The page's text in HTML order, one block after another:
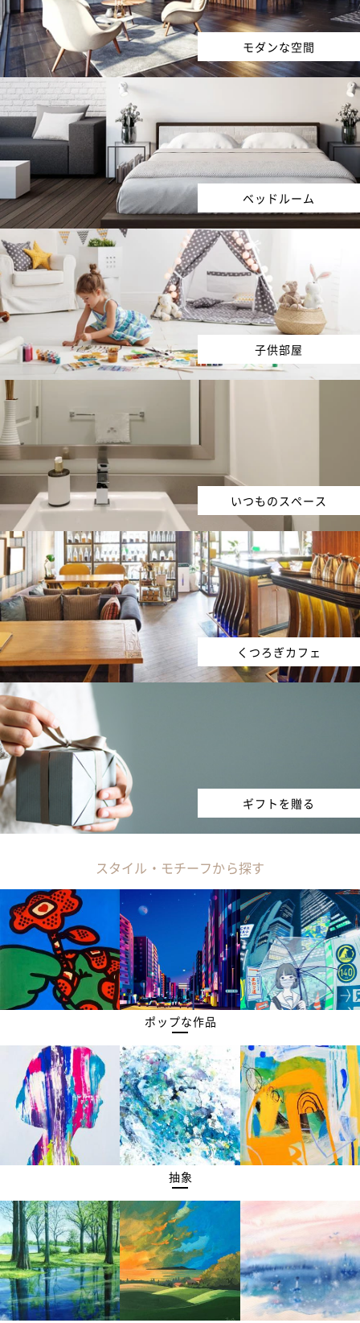
モダンな空間
ベッドルーム
子供部屋
いつものスペース
くつろぎカフェ
ギフトを贈る
スタイル・モチーフから探す
ポップな作品
抽象